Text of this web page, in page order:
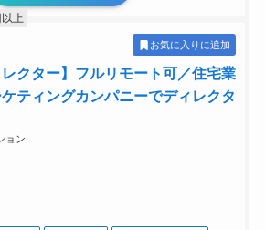
上
お気に入りに追加
レクター】フルリモート可／住宅業
ティングカンパニーでディレクタ
ョン